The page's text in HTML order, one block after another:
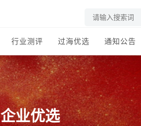
行业测评 过海优选 通知公告
企业优选